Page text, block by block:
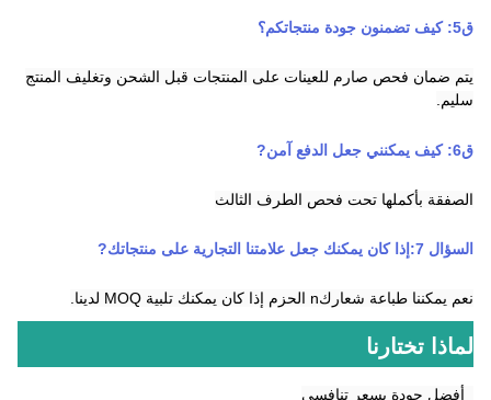
ق5
: كيف تضمنون جودة منتجاتكم؟
يتم ضمان فحص صارم للعينات على المنتجات قبل الشحن وتغليف المنتج
سليم.
ق6
: كيف يمكنني جعل الدفع آمن?
الصفقة بأكملها تحت فحص الطرف الثالث
السؤال 7: إذا كان يمكنك جعل علامتنا التجارية على منتجاتك?
نعم يمكننا طباعة شعاركn الحزم إذا كان يمكنك تلبية MOQ لدينا.
لماذا تختارنا